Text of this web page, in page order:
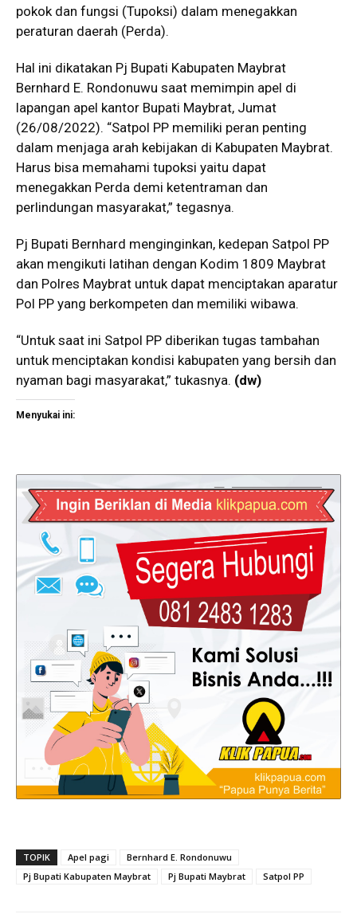
pokok dan fungsi (Tupoksi) dalam menegakkan
peraturan daerah (Perda).
Hal ini dikatakan Pj Bupati Kabupaten Maybrat
Bernhard E. Rondonuwu saat memimpin apel di
lapangan apel kantor Bupati Maybrat, Jumat
(26/08/2022). “Satpol PP memiliki peran penting
dalam menjaga arah kebijakan di Kabupaten Maybrat.
Harus bisa memahami tupoksi yaitu dapat
menegakkan Perda demi ketentraman dan
perlindungan masyarakat,” tegasnya.
Pj Bupati Bernhard menginginkan, kedepan Satpol PP
akan mengikuti latihan dengan Kodim 1809 Maybrat
dan Polres Maybrat untuk dapat menciptakan aparatur
Pol PP yang berkompeten dan memiliki wibawa.
“Untuk saat ini Satpol PP diberikan tugas tambahan
untuk menciptakan kondisi kabupaten yang bersih dan
nyaman bagi masyarakat,” tukasnya. (dw)
Menyukai ini:
TOPIK Apel pagi
Bernhard E. Rondonuwu
Pj Bupati Kabupaten Maybrat
Pj Bupati Maybrat Satpol PP